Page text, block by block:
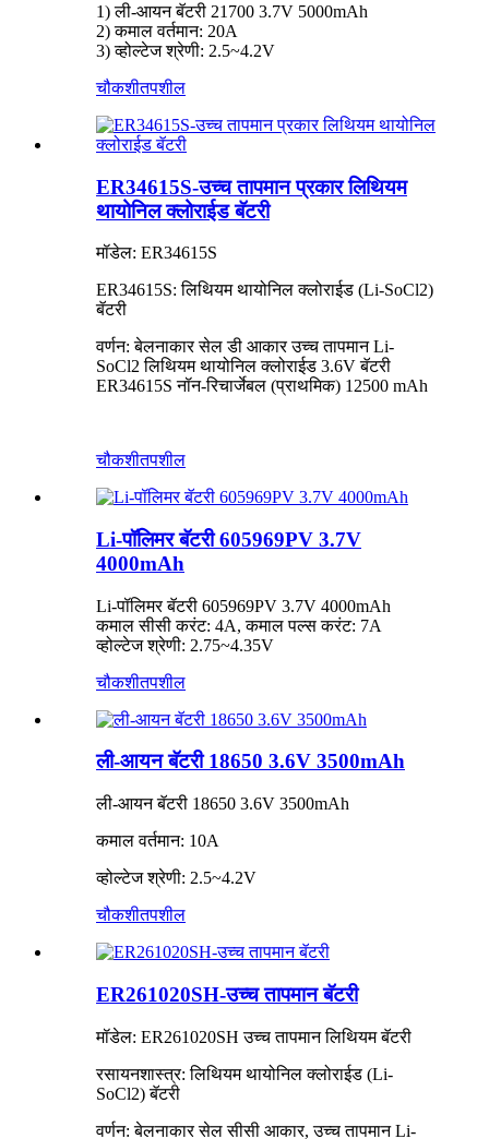
1) ली-आयन बॅटरी 21700 3.7V 5000mAh
2) कमाल वर्तमान: 20A
3) व्होल्टेज श्रेणी: 2.5~4.2V
चौकशीतपशील
ER34615S-उच्च तापमान प्रकार लिथियम
थायोनिल क्लोराईड बॅटरी
मॉडेल: ER34615S
ER34615S: लिथियम थायोनिल क्लोराईड (Li-SoCl2)
बॅटरी
वर्णन: बेलनाकार सेल डी आकार उच्च तापमान Li-
SoCl2 लिथियम थायोनिल क्लोराईड 3.6V बॅटरी
ER34615S नॉन-रिचार्जेबल (प्राथमिक) 12500 mAh
चौकशीतपशील
Li-पॉलिमर बॅटरी 605969PV 3.7V
4000mAh
Li-पॉलिमर बॅटरी 605969PV 3.7V 4000mAh
कमाल सीसी करंट: 4A, कमाल पल्स करंट: 7A
व्होल्टेज श्रेणी: 2.75~4.35V
चौकशीतपशील
ली-आयन बॅटरी 18650 3.6V 3500mAh
ली-आयन बॅटरी 18650 3.6V 3500mAh
कमाल वर्तमान: 10A
व्होल्टेज श्रेणी: 2.5~4.2V
चौकशीतपशील
ER261020SH-उच्च तापमान बॅटरी
मॉडेल: ER261020SH उच्च तापमान लिथियम बॅटरी
रसायनशास्त्र: लिथियम थायोनिल क्लोराईड (Li-
SoCl2) बॅटरी
वर्णन: बेलनाकार सेल सीसी आकार, उच्च तापमान Li-